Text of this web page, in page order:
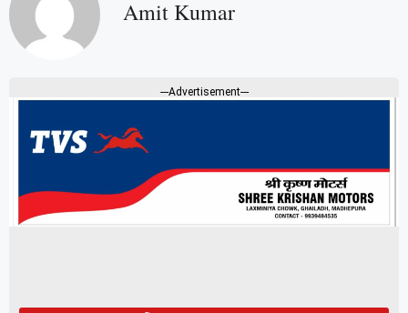
Amit Kumar
---Advertisement---